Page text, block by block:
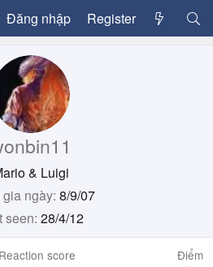
Đăng nhập Register
& Luigi
ngày 8/9/07
seen 28/4/12
Reaction score Điểm